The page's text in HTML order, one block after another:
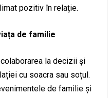
pozitiv în relație.
de familie
la decizii și
cu soacra sau soțul.
de familie și